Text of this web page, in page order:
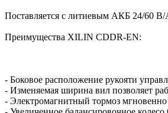
Поставляется с литиевым АКБ 24/60
Преимущества XILIN CDDR-EN:
- Боковое расположение рукояти
- Изменяемая ширина вил позволяет
- Электромагнитный тормоз